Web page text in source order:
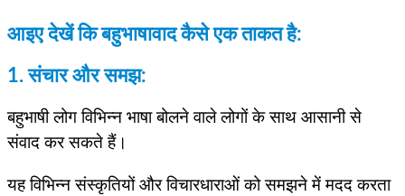
आइए देखें कि बहुभाषावाद कैसे एक ताकत है:
1. संचार और समझ:
बहुभाषी लोग विभिन्न भाषा बोलने वाले लोगों के साथ आसानी से
संवाद कर सकते हैं।
यह विभिन्न संस्कृतियों और विचारधाराओं को समझने में मदद करता